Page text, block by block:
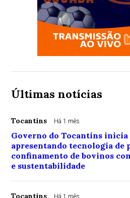
Últimas notícias
Tocantins Há 1 mês
Governo do Tocantins inicia
apresentando tecnologia de
confinamento de bovinos
e sustentabilidade
Tocantins Há 1 mês